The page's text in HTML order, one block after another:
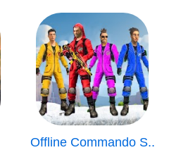
Offline Commando S..